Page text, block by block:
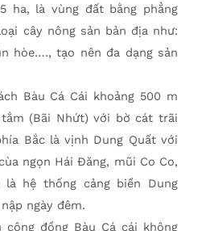
ha, là vùng đất bằng phẳng
cây nông sản bản địa như:
hòe…., tạo nên đa dạng sản
Bàu Cá Cái khoảng 500 m
(Bãi Nhứt) với bờ cát trãi
Bắc là vịnh Dung Quất với
ngọn Hái Đăng, mũi Co Co,
là hệ thống cảng biền Dung
ngày đêm.
đồng Bàu Cá cái không